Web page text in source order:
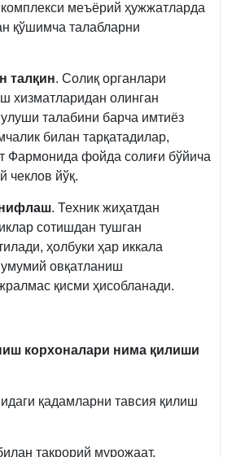
меъёрий ҳужжатларда
қўшимча талабларни
талқин. Солиқ органлари
хизматларидан олинган
талабини барча имтиёз
билан тарқатадилар,
Фармонида фойда солиғи бўйича
чеклов йўқ.
. Техник жиҳатдан
сотишдан тушган
ҳолбуки ҳар иккала
овқатланиш
қисми ҳисобланади.
корхоналари нима қилиши
қадамларни тавсия қилиш
такрорий мурожаат.